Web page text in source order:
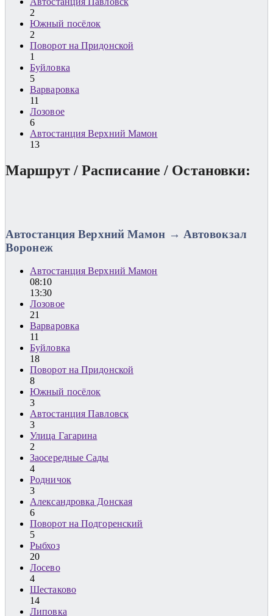
2
Южный посёлок
2
Поворот на Придонской
1
Буйловка
5
Варваровка
11
Лозовое
6
Автостанция Верхний Мамон
13
Маршрут / Расписание / Остановки:
Автостанция Верхний Мамон → Автовокзал
Воронеж
Автостанция Верхний Мамон
08:10
13:30
Лозовое
21
Варваровка
11
Буйловка
18
Поворот на Придонской
8
Южный посёлок
3
Автостанция Павловск
3
Улица Гагарина
2
Заосередные Сады
4
Родничок
3
Александровка Донская
6
Поворот на Подгоренский
5
Рыбхоз
20
Лосево
4
Шестаково
14
Липовка